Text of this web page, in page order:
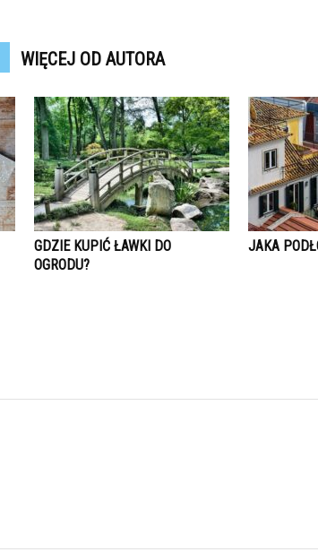
WIĘCEJ OD AUTORA
GDZIE KUPIĆ ŁAWKI DO
OGRODU?
JAKA